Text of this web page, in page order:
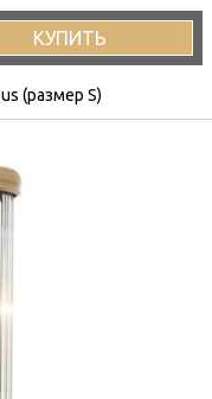
КУПИТЬ
(размер S)